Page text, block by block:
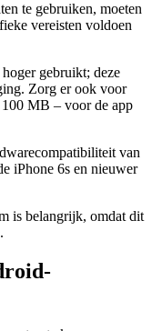
te gebruiken, moeten
vereisten voldoen
gebruikt; deze
Zorg er ook voor
100 MB – voor de app
van
iPhone 6s en nieuwer
is belangrijk, omdat dit